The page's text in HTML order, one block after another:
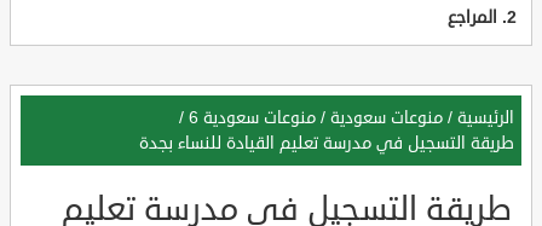
المراجع
الرئيسية / منوعات سعودية / منوعات سعودية 6
/
طريقة التسجيل في مدرسة تعليم القيادة للنساء بجدة
طريقة التسجيل في مدرسة تعليم